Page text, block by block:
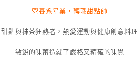
營養系畢業，轉職甜點師
甜點與抹茶狂熱者，熱愛運動與健康創意料理
敏銳的味蕾造就了嚴格又精確的味覺